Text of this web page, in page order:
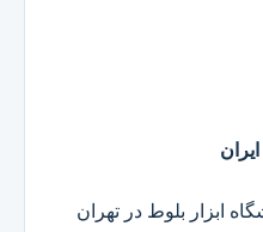
ابزار بلوط در تهران